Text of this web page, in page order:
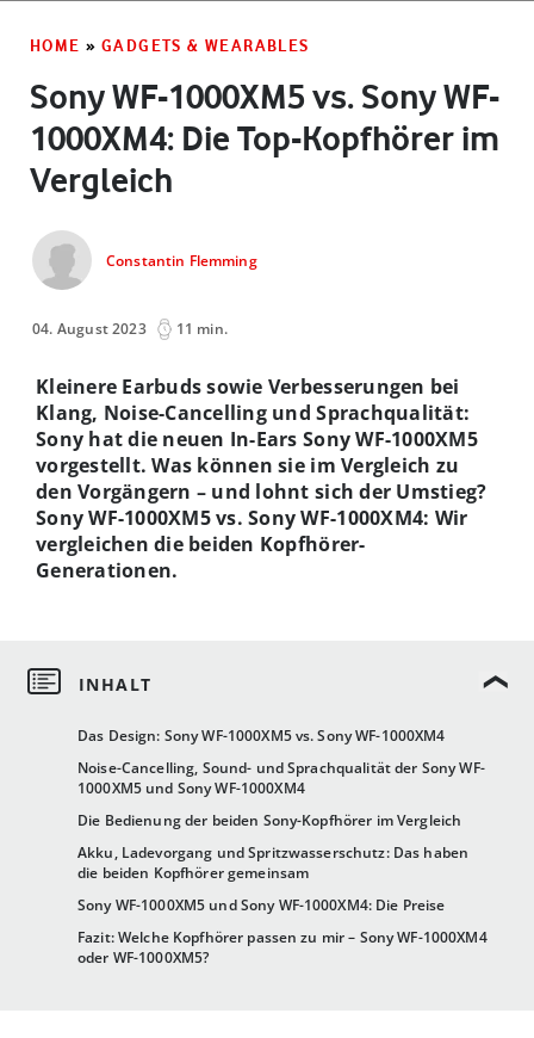
HOME » GADGETS & WEARABLES
Sony WF-1000XM5 vs. Sony WF-
1000XM4: Die Top-Kopfhörer im
Vergleich
Constantin Flemming
04. August 2023 11 min.
Das Design: Sony WF-1000XM5 vs. Sony WF-1000XM4
Noise-Cancelling, Sound- und Sprachqualität der Sony WF-
1000XM5 und Sony WF-1000XM4
Die Bedienung der beiden Sony-Kopfhörer im Vergleich
Akku, Ladevorgang und Spritzwasserschutz: Das haben
die beiden Kopfhörer gemeinsam
Sony WF-1000XM5 und Sony WF-1000XM4: Die Preise
Fazit: Welche Kopfhörer passen zu mir – Sony WF-1000XM4
oder WF-1000XM5?
Kleinere Earbuds sowie Verbesserungen bei
Klang, Noise-Cancelling und Sprachqualität:
Sony hat die neuen In-Ears Sony WF-1000XM5
vorgestellt. Was können sie im Vergleich zu
den Vorgängern – und lohnt sich der Umstieg?
Sony WF-1000XM5 vs. Sony WF-1000XM4: Wir
vergleichen die beiden Kopfhörer-
Generationen.